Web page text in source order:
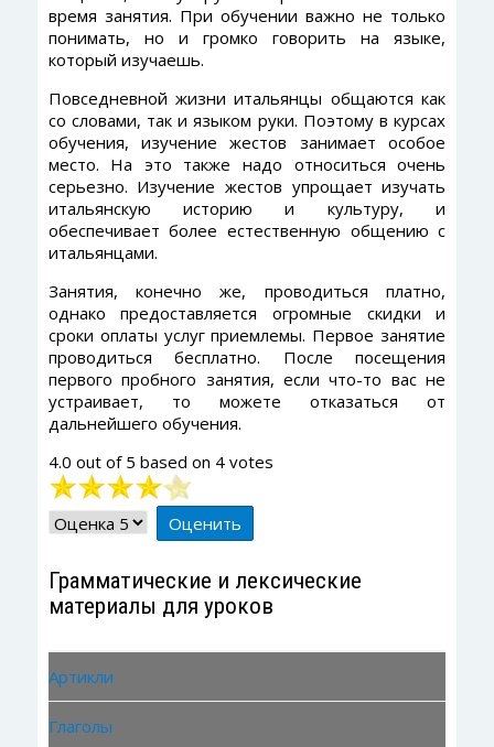
время занятия. При обучении важно не только
понимать, но и громко говорить на языке,
который изучаешь.
Повседневной жизни итальянцы общаются как
со словами, так и языком руки. Поэтому в курсах
обучения, изучение жестов занимает особое
место. На это также надо относиться очень
серьезно. Изучение жестов упрощает изучать
итальянскую историю и культуру, и
обеспечивает более естественную общению с
итальянцами.
Занятия, конечно же, проводиться платно,
однако предоставляется огромные скидки и
сроки оплаты услуг приемлемы. Первое занятие
проводиться бесплатно. После посещения
первого пробного занятия, если что-то вас не
устраивает, то можете отказаться от
дальнейшего обучения.
4.0 out of 5 based on 4votes
Рейтинг:
4/5
Пожалуйста,
оцените
Грамматические и лексические
материалы для уроков
Артикли
Глаголы